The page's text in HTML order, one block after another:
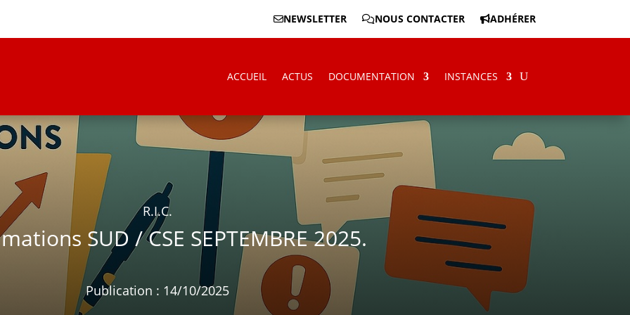
NEWSLETTER NOUS CONTACTER ADHÉRER
ACCUEIL ACTUS DOCUMENTATION INSTANCES
R.I.C.
SUD / CSE SEPTEMBRE 2025.
Publication : 14/10/2025